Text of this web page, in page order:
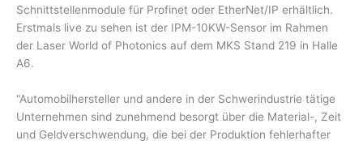
Schnittstellenmodule für Profinet oder EtherNet/IP erhältlich.
Erstmals live zu sehen ist der IPM-10KW-Sensor im Rahmen
der Laser World of Photonics auf dem MKS Stand 219 in Halle
A6.
“Automobilhersteller und andere in der Schwerindustrie tätige
Unternehmen sind zunehmend besorgt über die Material-, Zeit
und Geldverschwendung, die bei der Produktion fehlerhafter